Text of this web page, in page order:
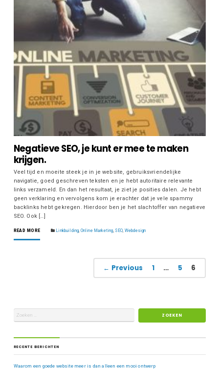
Negatieve SEO, je kunt er mee te maken
krijgen.
Veel tijd en moeite steek je in je website, gebruiksvriendelijke
navigatie, goed geschreven teksten en je hebt autoritaire relevante
links verzameld. En dan het resultaat, je ziet je posities dalen. Je hebt
geen verklaring en vervolgens kom je erachter dat je vele spammy
backlinks hebt gekregen. Hierdoor ben je het slachtoffer van negatieve
SEO. Ook […]
READ MORE Linkbuilding, Online Marketing, SEO, Webdesign
← Previous 1 … 5 6
RECENTE BERICHTEN
Waarom een goede website meer is dan alleen een mooi ontwerp